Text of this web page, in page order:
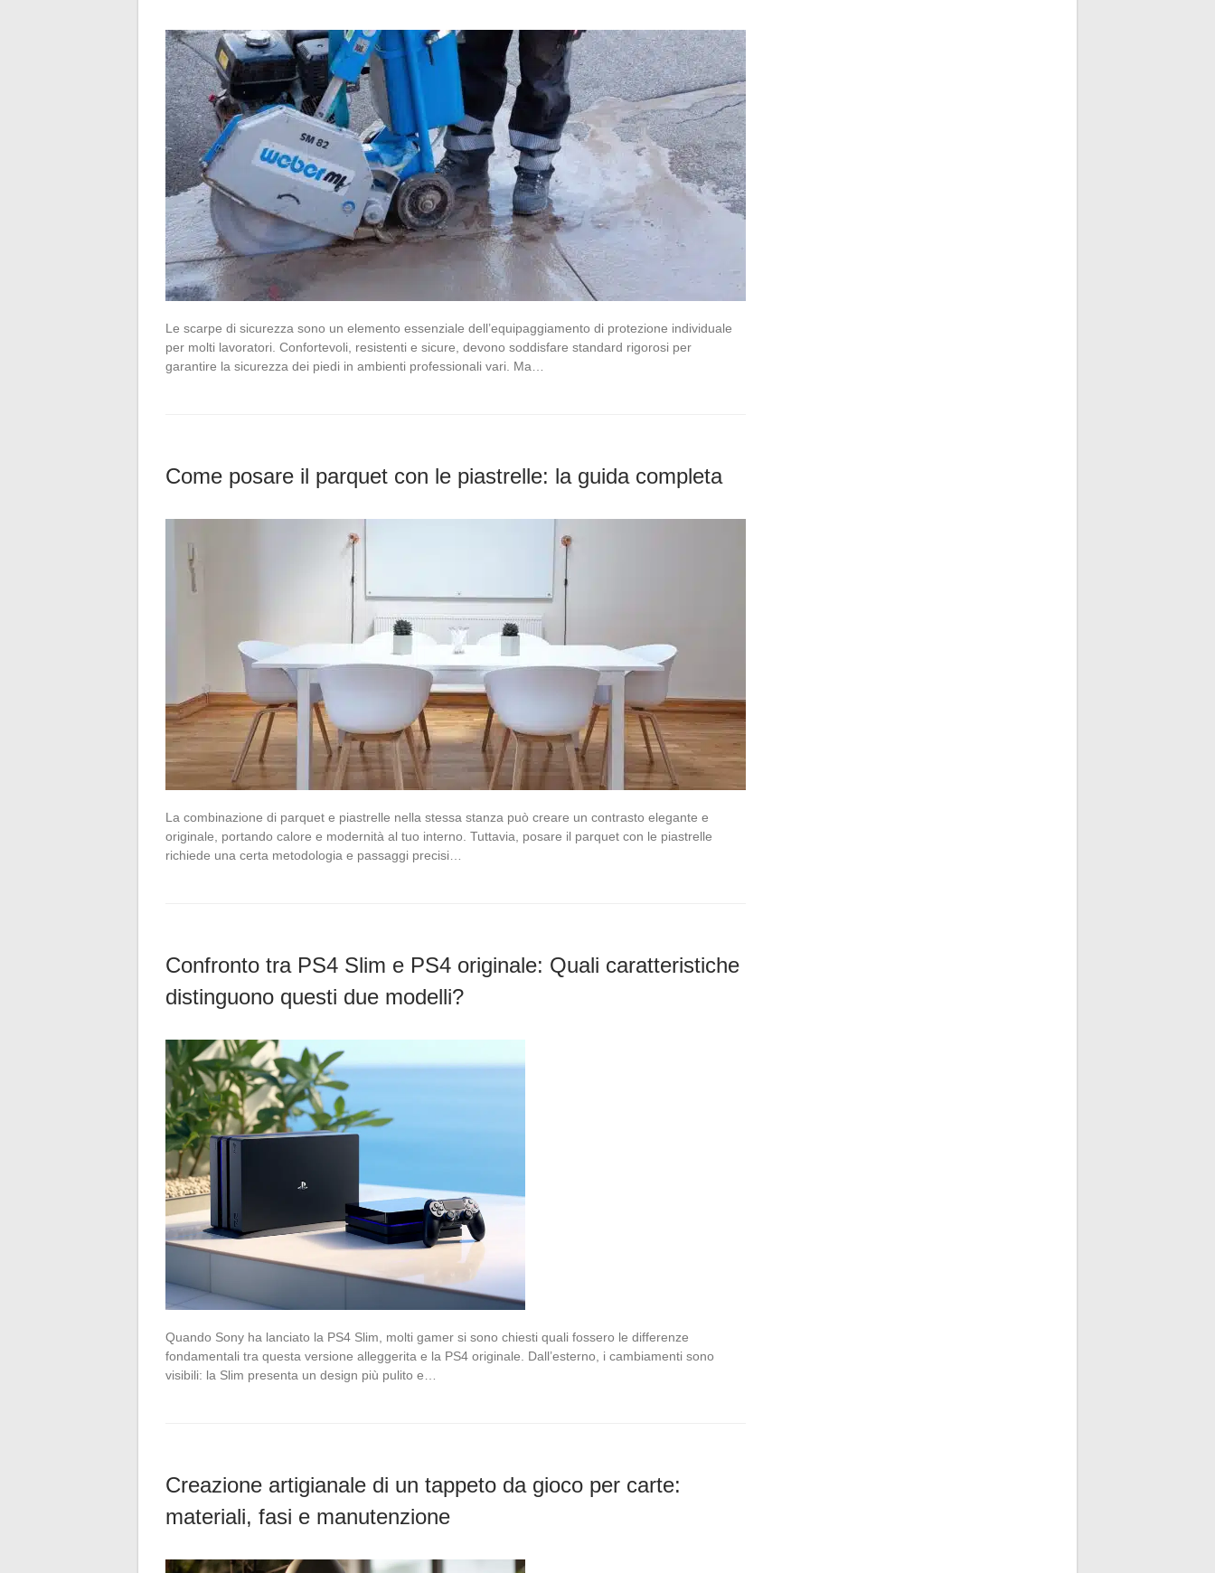
Le scarpe di sicurezza sono un elemento essenziale dell’equipaggiamento di protezione individuale
per molti lavoratori. Confortevoli, resistenti e sicure, devono soddisfare standard rigorosi per
garantire la sicurezza dei piedi in ambienti professionali vari. Ma…
Come posare il parquet con le piastrelle: la guida completa
La combinazione di parquet e piastrelle nella stessa stanza può creare un contrasto elegante e
originale, portando calore e modernità al tuo interno. Tuttavia, posare il parquet con le piastrelle
richiede una certa metodologia e passaggi precisi…
Confronto tra PS4 Slim e PS4 originale: Quali caratteristiche
distinguono questi due modelli?
Quando Sony ha lanciato la PS4 Slim, molti gamer si sono chiesti quali fossero le differenze
fondamentali tra questa versione alleggerita e la PS4 originale. Dall’esterno, i cambiamenti sono
visibili: la Slim presenta un design più pulito e…
Creazione artigianale di un tappeto da gioco per carte:
materiali, fasi e manutenzione